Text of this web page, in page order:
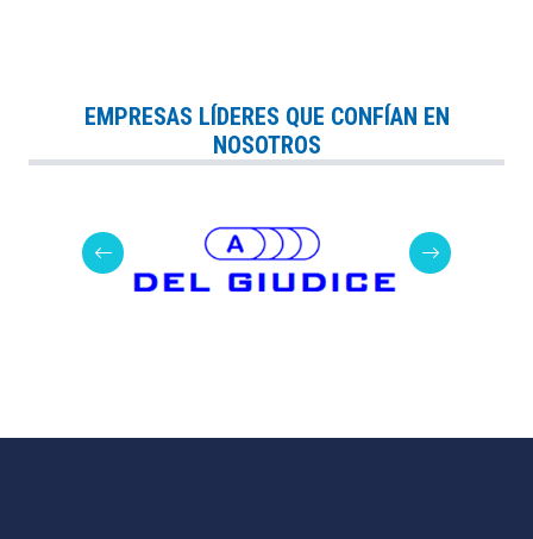
EMPRESAS LÍDERES QUE CONFÍAN EN
NOSOTROS